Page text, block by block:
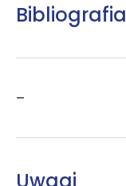
Bibliografia
–
Uwagi